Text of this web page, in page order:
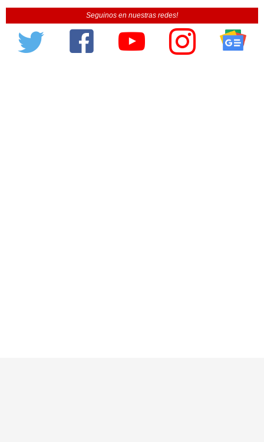
Seguinos en nuestras redes!